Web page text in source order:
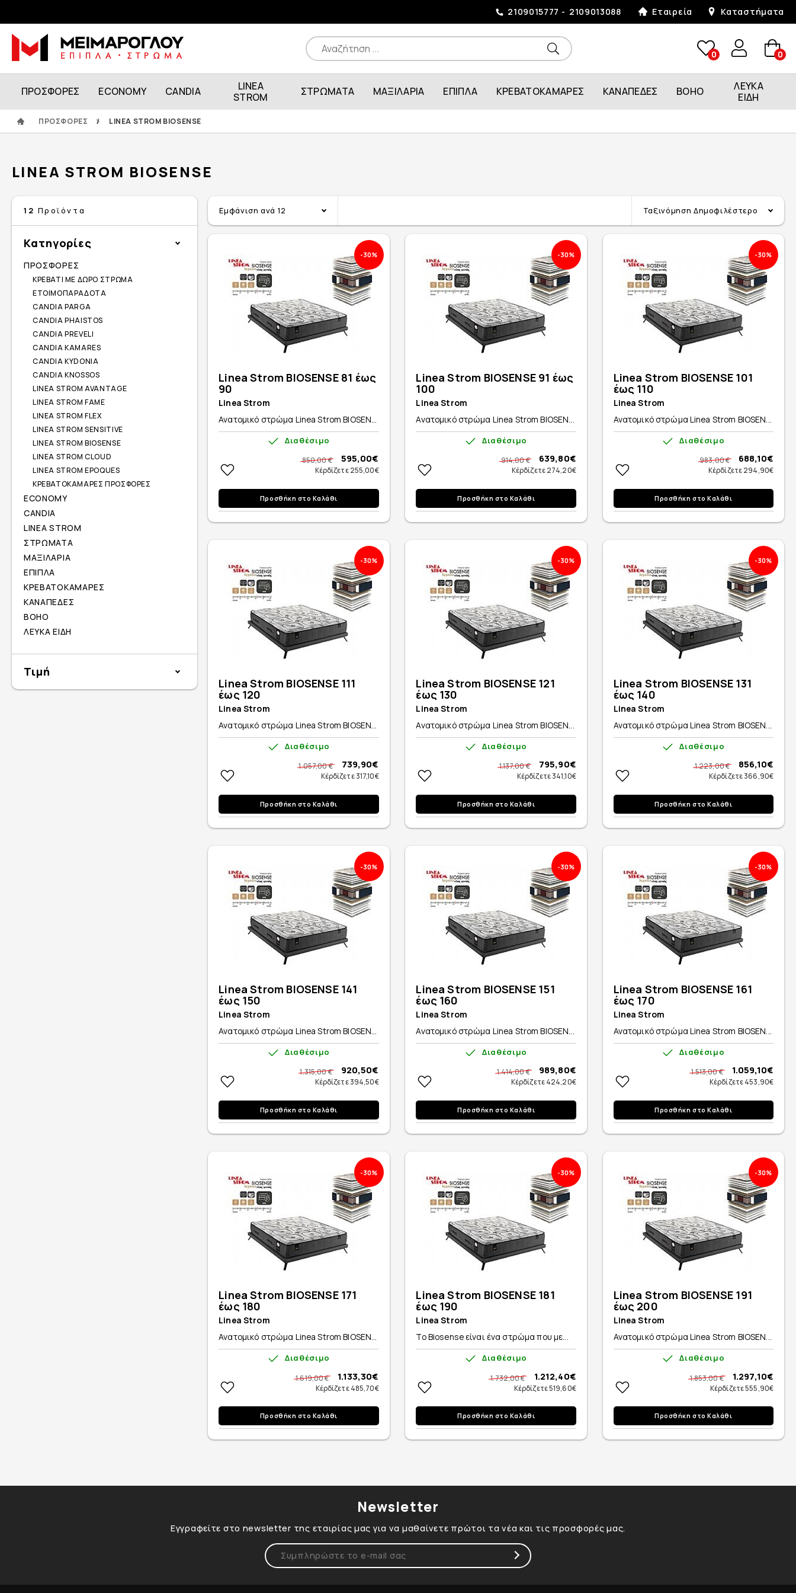
2109015777 2109013088 Εταιρεία Καταστήματα
0 0
ΠΡΟΣΦΟΡΕΣ ECONOMY CANDIA
LINEA
STROM
ΣΤΡΩΜΑΤΑ ΜΑΞΙΛΑΡΙΑ ΕΠΙΠΛΑ ΚΡΕΒΑΤΟΚΑΜΑΡΕΣ ΚΑΝΑΠΕΔΕΣ BOHO
ΛΕΥΚΑ
ΕΙΔΗ
ΠΡΟΣΦΟΡΕΣ / LINEA STROM BIOSENSE
LINEA STROM BIOSENSE
12 Προϊόντα
Κατηγορίες
ΠΡΟΣΦΟΡΕΣ
ΚΡΕΒΑΤΙ ΜΕ ΔΩΡΟ ΣΤΡΩΜΑ
ΕΤΟΙΜΟΠΑΡΑΔΟΤΑ
CANDIA PARGA
CANDIA PHAISTOS
CANDIA PREVELI
CANDIA KAMARES
CANDIA KYDONIA
CANDIA KNOSSOS
LINEA STROM AVANTAGE
LINEA STROM FAME
LINEA STROM FLEX
LINEA STROM SENSITIVE
LINEA STROM BIOSENSE
LINEA STROM CLOUD
LINEA STROM EPOQUES
ΚΡΕΒΑΤΟΚΑΜΑΡΕΣ ΠΡΟΣΦΟΡΕΣ
ECONOMY
CANDIA
LINEA STROM
ΣΤΡΩΜΑΤΑ
ΜΑΞΙΛΑΡΙΑ
ΕΠΙΠΛΑ
ΚΡΕΒΑΤΟΚΑΜΑΡΕΣ
ΚΑΝΑΠΕΔΕΣ
BOHO
ΛΕΥΚΑ ΕΙΔΗ
Τιμή
Εμφάνιση ανά 12 Ταξινόμηση Δημοφιλέστερο
Linea Strom BIOSENSE 81 έως
90
Linea Strom
Ανατομικό στρώμα Linea Strom BIOSEN...
Διαθέσιμο
850,00 € 595,00€
Κέρδίζετε 255,00€
Προσθήκη στο Καλάθι
-30%
Linea Strom BIOSENSE 91 έως
100
Linea Strom
Ανατομικό στρώμα Linea Strom BIOSEN...
Διαθέσιμο
914,00 € 639,80€
Κέρδίζετε 274,20€
Προσθήκη στο Καλάθι
-30%
Linea Strom BIOSENSE 101
έως 110
Linea Strom
Ανατομικό στρώμα Linea Strom BIOSEN...
Διαθέσιμο
983,00 € 688,10€
Κέρδίζετε 294,90€
Προσθήκη στο Καλάθι
-30%
Linea Strom BIOSENSE 111
έως 120
Linea Strom
Ανατομικό στρώμα Linea Strom BIOSEN...
Διαθέσιμο
1.057,00 € 739,90€
Κέρδίζετε 317,10€
Προσθήκη στο Καλάθι
-30%
Linea Strom BIOSENSE 121
έως 130
Linea Strom
Ανατομικό στρώμα Linea Strom BIOSEN...
Διαθέσιμο
1.137,00 € 795,90€
Κέρδίζετε 341,10€
Προσθήκη στο Καλάθι
-30%
Linea Strom BIOSENSE 131
έως 140
Linea Strom
Ανατομικό στρώμα Linea Strom BIOSEN...
Διαθέσιμο
1.223,00 € 856,10€
Κέρδίζετε 366,90€
Προσθήκη στο Καλάθι
-30%
Linea Strom BIOSENSE 141
έως 150
Linea Strom
Ανατομικό στρώμα Linea Strom BIOSEN...
Διαθέσιμο
1.315,00 € 920,50€
Κέρδίζετε 394,50€
Προσθήκη στο Καλάθι
-30%
Linea Strom BIOSENSE 151
έως 160
Linea Strom
Ανατομικό στρώμα Linea Strom BIOSEN...
Διαθέσιμο
1.414,00 € 989,80€
Κέρδίζετε 424,20€
Προσθήκη στο Καλάθι
-30%
Linea Strom BIOSENSE 161
έως 170
Linea Strom
Ανατομικό στρώμα Linea Strom BIOSEN...
Διαθέσιμο
1.513,00 € 1.059,10€
Κέρδίζετε 453,90€
Προσθήκη στο Καλάθι
-30%
Linea Strom BIOSENSE 171
έως 180
Linea Strom
Ανατομικό στρώμα Linea Strom BIOSEN...
Διαθέσιμο
1.619,00 € 1.133,30€
Κέρδίζετε 485,70€
Προσθήκη στο Καλάθι
-30%
Linea Strom BIOSENSE 181
έως 190
Linea Strom
Το Biosense είναι ένα στρώμα που με...
Διαθέσιμο
1.732,00 € 1.212,40€
Κέρδίζετε 519,60€
Προσθήκη στο Καλάθι
-30%
Linea Strom BIOSENSE 191
έως 200
Linea Strom
Ανατομικό στρώμα Linea Strom BIOSEN...
Διαθέσιμο
1.853,00 € 1.297,10€
Κέρδίζετε 555,90€
Προσθήκη στο Καλάθι
-30%
Newsletter
Εγγραφείτε στο newsletter της εταιρίας μας για να μαθαίνετε πρώτοι τα νέα και τις προσφορές μας.